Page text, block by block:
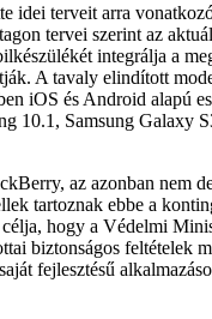
idei terveit arra
tervei szerint az
integrálja a
A tavaly elindított
iOS és Android alapú
10.1, Samsung Galaxy
az azonban nem
tartoznak ebbe a
hogy a Védelmi
biztonságos feltételek
fejlesztésű